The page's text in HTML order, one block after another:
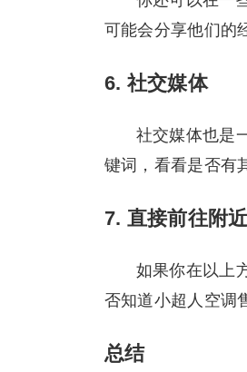
可能会分享他们的
6. 社交媒体
社交媒体也是
键词，看看是否有
7. 直接前往附
如果你在以上
否知道小超人空调
总结